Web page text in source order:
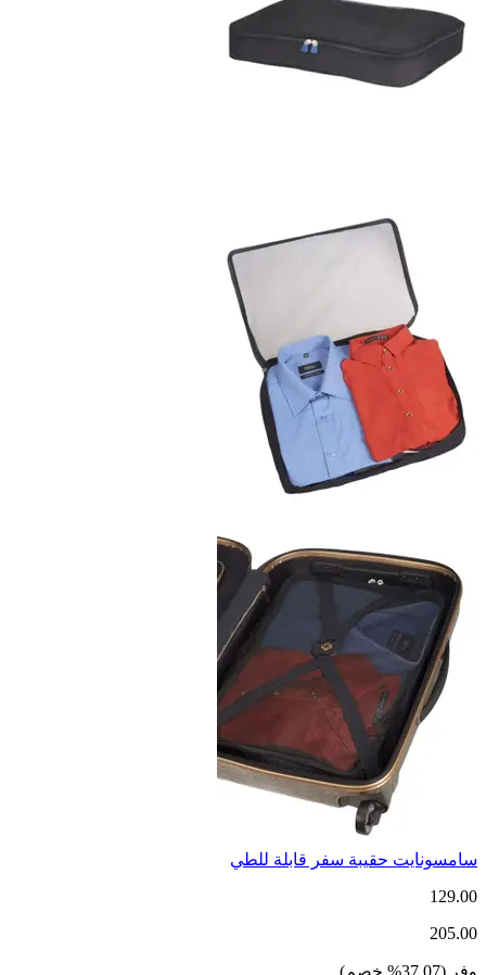
سامسونايت حقيبة سفر قابلة للطي
129.00
205.00
وفر (
37.07
% خصم)